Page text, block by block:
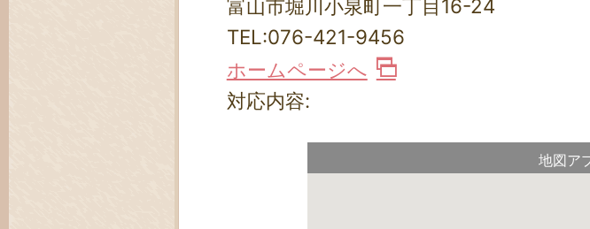
富山市堀川小泉町一丁目16-24
TEL:076-421-9456
ホームページへ
対応内容:
地図ア